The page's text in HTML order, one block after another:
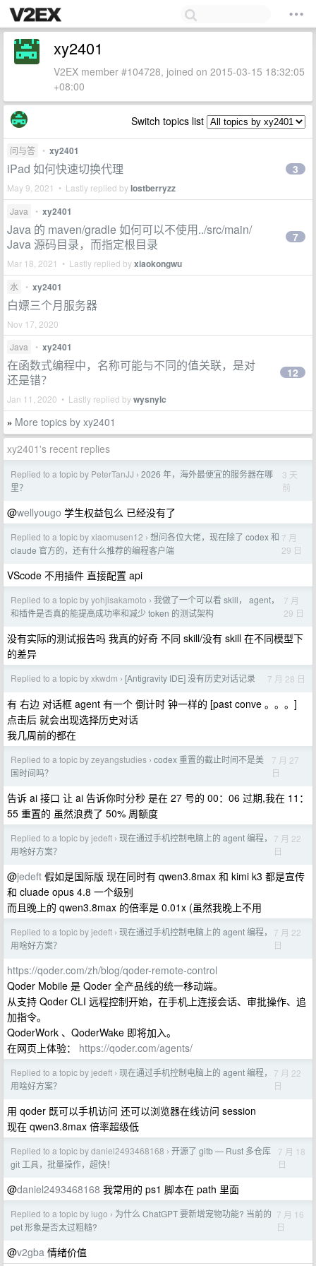
xy2401
V2EX member #104728, joined on 2015-03-15 18:32:05
+08:00
Switch topics list
问与答 • xy2401
iPad 如何快速切换代理
May 9, 2021 • Lastly replied bylostberryzz
3
Java • xy2401
Java 的 maven/gradle 如何可以不使用../src/main/
Java 源码目录，而指定根目录
Mar 18, 2021 • Lastly replied byxiaokongwu
7
水 • xy2401
白嫖三个月服务器
Nov 17, 2020
Java
• xy2401
在函数式编程中，名称可能与不同的值关联，是对
还是错？
Jan 11, 2020 • Lastly replied bywysnylc
12
» More topics by xy2401
xy2401's recent replies
Replied to a topic by PeterTanJJ › 2026 年，海外最便宜的服务器在哪
里？
3 天
前
@wellyougo 学生权益包么 已经没有了
Replied to a topic by xiaomusen12 › 想问各位大佬，现在除了 codex 和
claude 官方的，还有什么推荐的编程客户端
7 月
29 日
VScode 不用插件 直接配置 api
Replied to a topic by yohjisakamoto › 我做了一个可以看 skill， agent，
和插件是否真的能提高成功率和减少 token 的测试架构
7 月
29 日
没有实际的测试报告吗 我真的好奇 不同 skill/没有 skill 在不同模型下
的差异
Replied to a topic by xkwdm › [Antigravity IDE] 没有历史对话记录 7 月 28 日
有 右边 对话框 agent 有一个 倒计时 钟一样的 [past conve 。。。]
点击后 就会出现选择历史对话
我几周前的都在
Replied to a topic by zeyangstudies › codex 重置的截止时间不是美
国时间吗？
7 月 27
日
告诉 ai 接口 让 ai 告诉你时分秒 是在 27 号的 00：06 过期,我在 11：
55 重置的 虽然浪费了 50% 周额度
Replied to a topic by jedeft › 现在通过手机控制电脑上的 agent 编程，
用啥好方案？
7 月 22
日
@jedeft 假如是国际版 现在同时有 qwen3.8max 和 kimi k3 都是宣传
和 cluade opus 4.8 一个级别
而且晚上的 qwen3.8max 的倍率是 0.01x (虽然我晚上不用
Replied to a topic by jedeft › 现在通过手机控制电脑上的 agent 编程，
用啥好方案？
7 月 22
日
https://qoder.com/zh/blog/qoder-remote-control
Qoder Mobile 是 Qoder 全产品线的统一移动端。
从支持 Qoder CLI 远程控制开始，在手机上连接会话、审批操作、追
加指令。
QoderWork 、QoderWake 即将加入。
在网页上体验： https://qoder.com/agents/
Replied to a topic by jedeft › 现在通过手机控制电脑上的 agent 编程，
用啥好方案？
7 月 22
日
用 qoder 既可以手机访问 还可以浏览器在线访问 session
现在 qwen3.8max 倍率超级低
Replied to a topic by daniel2493468168 › 开源了 gitb — Rust 多仓库
git 工具，批量操作，超快！
7 月 18
日
@daniel2493468168 我常用的 ps1 脚本在 path 里面
Replied to a topic by iugo › 为什么 ChatGPT 要新增宠物功能? 当前的
pet 形象是否太过粗糙?
7 月 16
日
@v2gba 情绪价值